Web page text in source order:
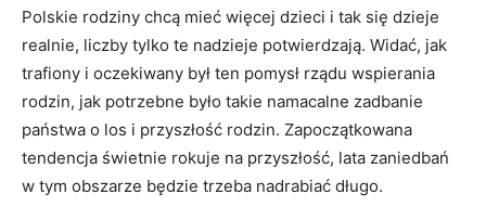
Polskie rodziny chcą mieć więcej dzieci i tak się dzieje
realnie, liczby tylko te nadzieje potwierdzają. Widać, jak
trafiony i oczekiwany był ten pomysł rządu wspierania
rodzin, jak potrzebne było takie namacalne zadbanie
państwa o los i przyszłość rodzin. Zapoczątkowana
tendencja świetnie rokuje na przyszłość, lata zaniedbań
w tym obszarze będzie trzeba nadrabiać długo.